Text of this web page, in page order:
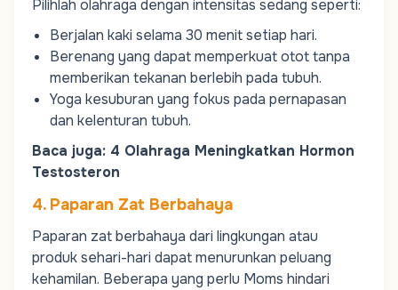
Pilihlah olahraga dengan intensitas sedang seperti:
Berjalan kaki selama 30 menit setiap hari.
Berenang yang dapat memperkuat otot tanpa
memberikan tekanan berlebih pada tubuh.
Yoga kesuburan yang fokus pada pernapasan
dan kelenturan tubuh.
Baca juga: 4 Olahraga Meningkatkan Hormon
Testosteron
4. Paparan Zat Berbahaya
Paparan zat berbahaya dari lingkungan atau
produk sehari-hari dapat menurunkan peluang
kehamilan. Beberapa yang perlu Moms hindari